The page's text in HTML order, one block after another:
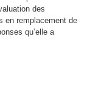
des
en remplacement de
qu’elle a